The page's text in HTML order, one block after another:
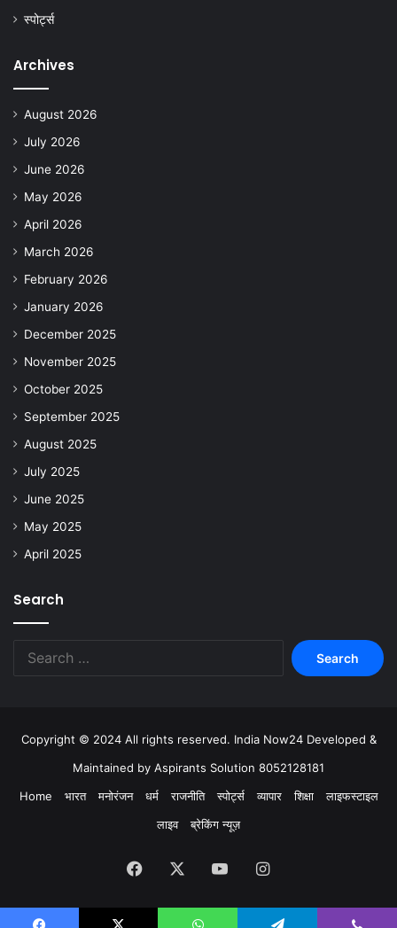
स्पोर्ट्स
Archives
August 2026
July 2026
June 2026
May 2026
April 2026
March 2026
February 2026
January 2026
December 2025
November 2025
October 2025
September 2025
August 2025
July 2025
June 2025
May 2025
April 2025
Search
Copyright © 2024 All rights reserved. India Now24 Developed &
Maintained by Aspirants Solution 8052128181
Home
भारत मनोरंजन धर्म राजनीति स्पोर्ट्स व्यापार शिक्षा
लाइफस्टाइल
लाइव
ब्रेकिंग न्यूज़